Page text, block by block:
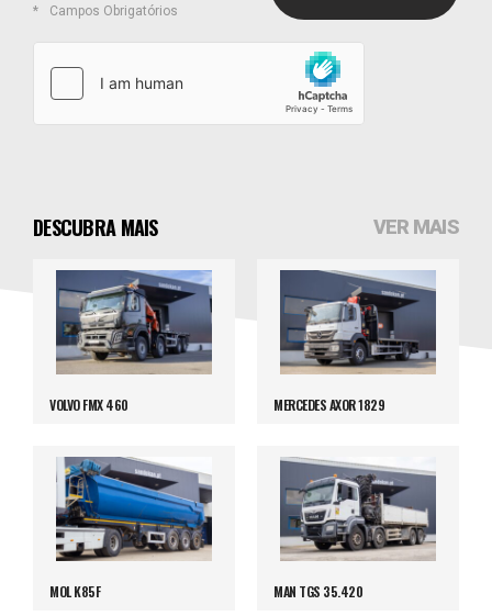
Campos Obrigatórios
DESCUBRA MAIS VER MAIS
VOLVO FMX 460 MERCEDES AXOR 1829
MOL K85F MAN TGS 35.420